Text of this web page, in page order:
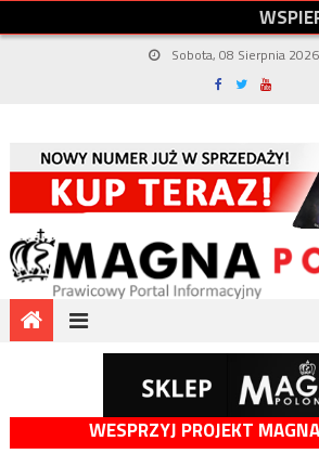
WSPIE
Sobota, 08 Sierpnia 2026
WESPRZYJ PROJEKT